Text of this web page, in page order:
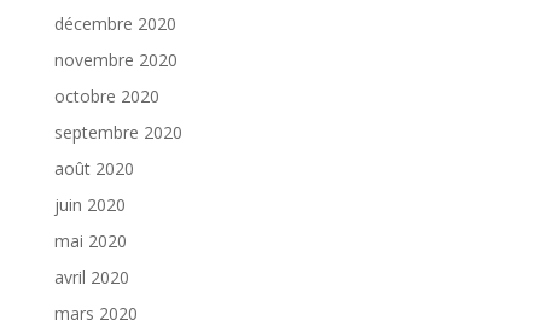
décembre 2020
novembre 2020
octobre 2020
septembre 2020
août 2020
juin 2020
mai 2020
avril 2020
mars 2020